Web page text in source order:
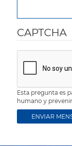
CAPTCHA
Esta pregunta es
humano y